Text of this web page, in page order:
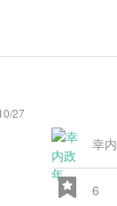
27
幸
6